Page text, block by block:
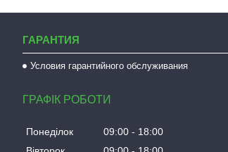
ГАРАНТИЯ
Условия гарантийного обслуживания
ГРАФІК РОБОТИ
Понеділок 09:00
18:00